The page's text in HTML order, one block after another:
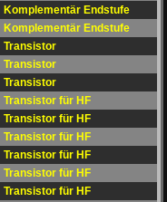
Komplementär Endstufe
Komplementär Endstufe
Transistor
Transistor
Transistor
Transistor für HF
Transistor für HF
Transistor für HF
Transistor für HF
Transistor für HF
Transistor für HF